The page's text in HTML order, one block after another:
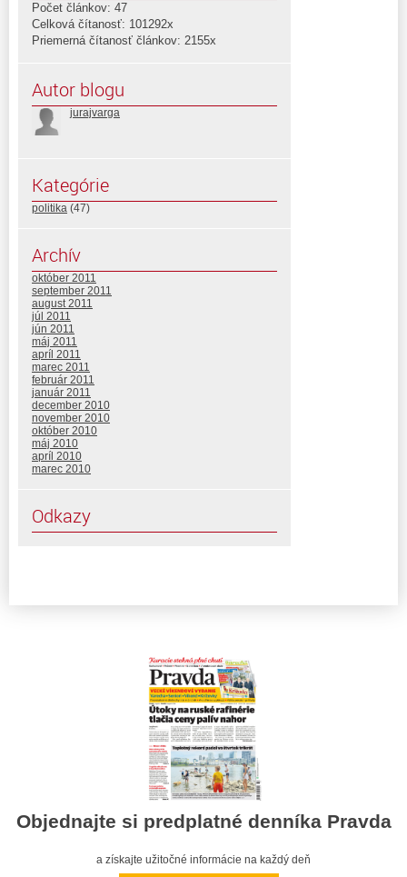
Počet článkov: 47
Celková čítanosť: 101292x
Priemerná čítanosť článkov: 2155x
Autor blogu
jurajvarga
Kategórie
politika (47)
Archív
október 2011
september 2011
august 2011
júl 2011
jún 2011
máj 2011
apríl 2011
marec 2011
február 2011
január 2011
december 2010
november 2010
október 2010
máj 2010
apríl 2010
marec 2010
Odkazy
Objednajte si predplatné denníka Pravda
a získajte užitočné informácie na každý deň